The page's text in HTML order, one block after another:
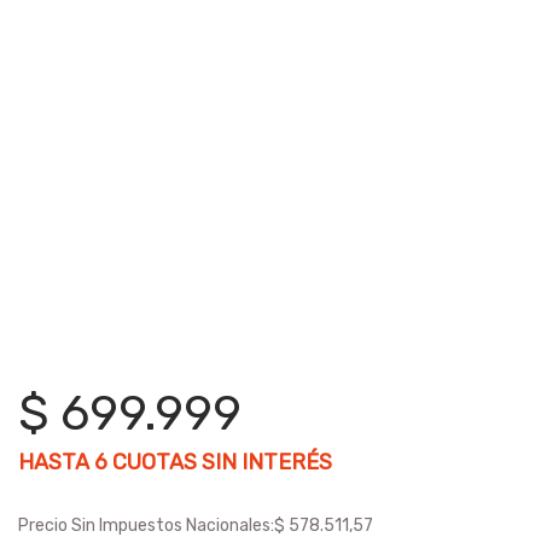
$ 699.999
HASTA6 CUOTAS SIN INTERÉS
Precio Sin Impuestos Nacionales:$ 578.511,57